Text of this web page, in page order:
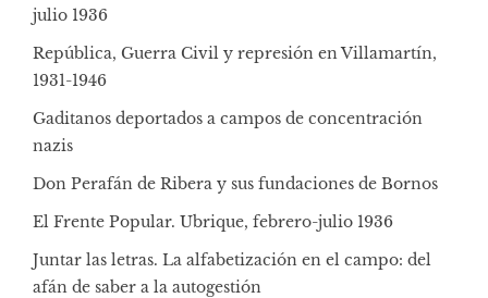
julio 1936
República, Guerra Civil y represión en Villamartín,
1931-1946
Gaditanos deportados a campos de concentración
nazis
Don Perafán de Ribera y sus fundaciones de Bornos
El Frente Popular. Ubrique, febrero-julio 1936
Juntar las letras. La alfabetización en el campo: del
afán de saber a la autogestión